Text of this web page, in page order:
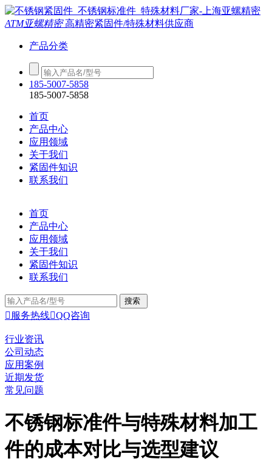
ATM亚螺精密高精密紧固件/特殊材料供应商
产品分类
185-5007-5858
185-5007-5858
首页
产品中心
应用领域
关于我们
紧固件知识
联系我们
首页
产品中心
应用领域
关于我们
紧固件知识
联系我们
 服务热线QQ咨询
行业资讯
公司动态
应用案例
近期发货
常见问题
不锈钢标准件与特殊材料加工
件的成本对比与选型建议